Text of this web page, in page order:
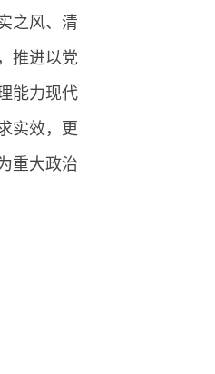
之风、清
推进以党
能力现代
实效，更
重大政治